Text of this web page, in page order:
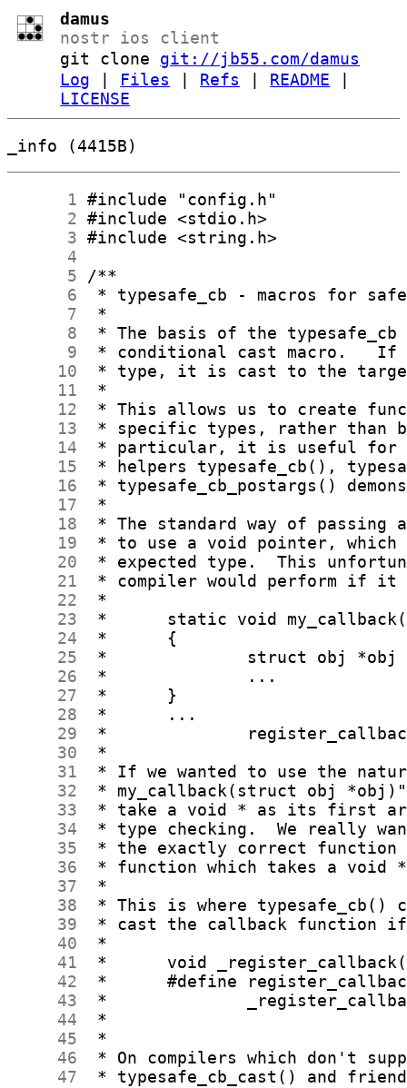
damus
nostr ios client
git clone git://jb55.com/damus
Log
Files Refs README
LICENSE
_info (4415B)
      1
      2
      3
      4
      5
      6
      7
      8
      9
     10
     11
     12
     13
     14
     15
     16
     17
     18
     19
     20
     21
     22
     23
     24
     25
     26
     27
     28
     29
     30
     31
     32
     33
     34
     35
     36
     37
     38
     39
     40
     41
     42
     43
     44
     45
     46
     47